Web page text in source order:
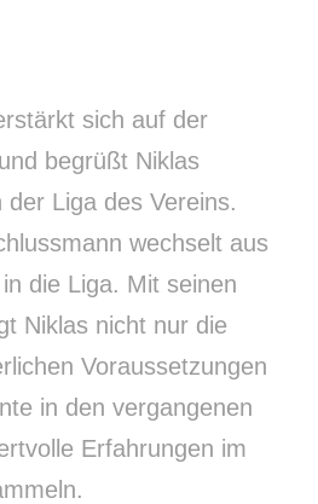
sich auf der
begrüßt Niklas
Liga des Vereins.
wechselt aus
die Liga. Mit seinen
Niklas nicht nur die
Voraussetzungen
in den vergangenen
Erfahrungen im